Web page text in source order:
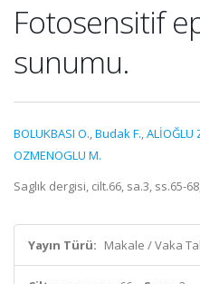
Fotosensitif
sunumu.
BOLUKBASI O.,Budak F.,ALİOĞLU
OZMENOGLU M.
Saglık dergisi, cilt.66, sa.3, ss.65-
Yayın Türü: Makale / Vaka